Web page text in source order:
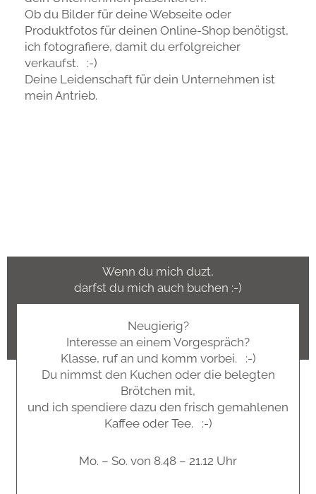
Ob du Bilder für deine Webseite oder
Produktfotos für deinen Online-Shop benötigst,
ich fotografiere, damit du erfolgreicher
verkaufst. :-)
Deine Leidenschaft für dein Unternehmen ist
mein Antrieb.
Wenn du mich duzt,
darfst du mich auch buchen :-)
Neugierig?
Interesse an einem Vorgespräch?
Klasse, ruf an und komm vorbei. :-)
Du nimmst den Kuchen oder die belegten
Brötchen mit,
und ich spendiere dazu den frisch gemahlenen
Kaffee oder Tee. :-)
Mo. – So. von 8.48 – 21.12 Uhr